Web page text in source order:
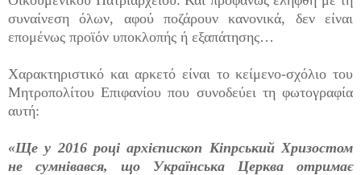
συναίνεση όλων, αφού ποζάρουν κανονικά, δεν είναι
επομένως προϊόν υποκλοπής ή εξαπάτησης…
Χαρακτηριστικό και αρκετό είναι το κείμενο-σχόλιο του
Μητροπολίτου Επιφανίου που συνοδεύει τη φωτογραφία
αυτή:
«Ще у 2016 році архієпископ Кіпрський Хризостом
не сумнівався, що Українська Церква отримає